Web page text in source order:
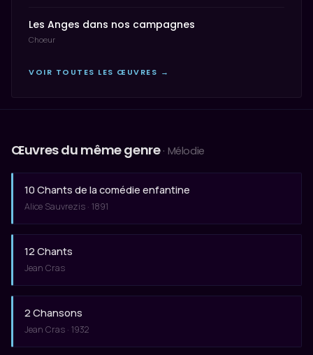
Les Anges dans nos campagnes
Choeur
VOIR TOUTES LES ŒUVRES →
Œuvres du même genre · Mélodie
10 Chants de la comédie enfantine
Alice Sauvrezis · 1891
12 Chants
Jean Cras
2 Chansons
Jean Cras · 1932